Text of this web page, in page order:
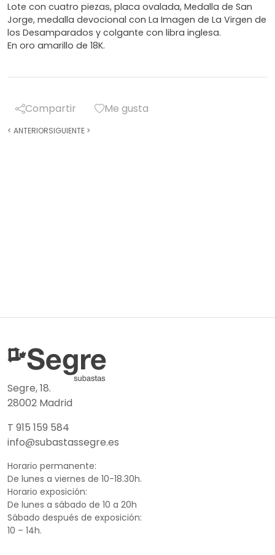
Lote con cuatro piezas, placa ovalada, Medalla de San
Jorge, medalla devocional con La Imagen de La Virgen de
los Desamparados y colgante con libra inglesa.
En oro amarillo de 18K.
Compartir Me gusta
< ANTERIORSIGUIENTE >
Segre, 18.
28002 Madrid
T 915 159 584
info@subastassegre.es
Horario permanente:
De lunes a viernes de 10-18.30h.
Horario exposición:
De lunes a sábado de 10 a 20h
Sábado después de exposición:
10 – 14h.